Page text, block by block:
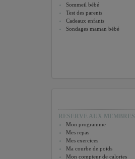
Sommeil bébé
Test des parents
Cadeaux enfants
Sondages maman bébé
RESERVE AUX MEMBRES
Mon programme
Mes repas
Mes exercices
Ma courbe de poids
Mon compteur de calories